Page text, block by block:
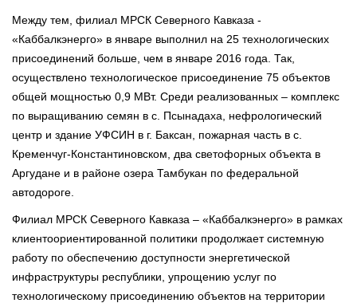
Между тем, филиал МРСК Северного Кавказа -
«Каббалкэнерго» в январе выполнил на 25 технологических
присоединений больше, чем в январе 2016 года. Так,
осуществлено технологическое присоединение 75 объектов
общей мощностью 0,9 МВт. Среди реализованных – комплекс
по выращиванию семян в с. Псынадаха, нефрологический
центр и здание УФСИН в г. Баксан, пожарная часть в с.
Кременчуг-Константиновском, два светофорных объекта в
Аргудане и в районе озера Тамбукан по федеральной
автодороге.
Филиал МРСК Северного Кавказа – «Каббалкэнерго» в рамках
клиентоориентированной политики продолжает системную
работу по обеспечению доступности энергетической
инфраструктуры республики, упрощению услуг по
технологическому присоединению объектов на территории